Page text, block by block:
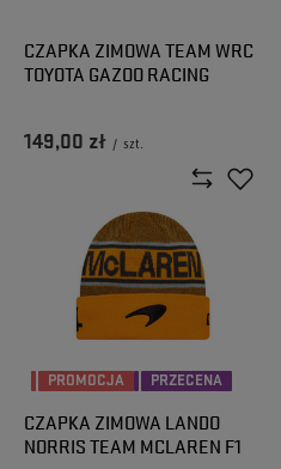
CZAPKA ZIMOWA TEAM WRC
TOYOTA GAZOO RACING
149,00 zł / szt.
PROMOCJA PRZECENA
CZAPKA ZIMOWA LANDO
NORRIS TEAM MCLAREN F1